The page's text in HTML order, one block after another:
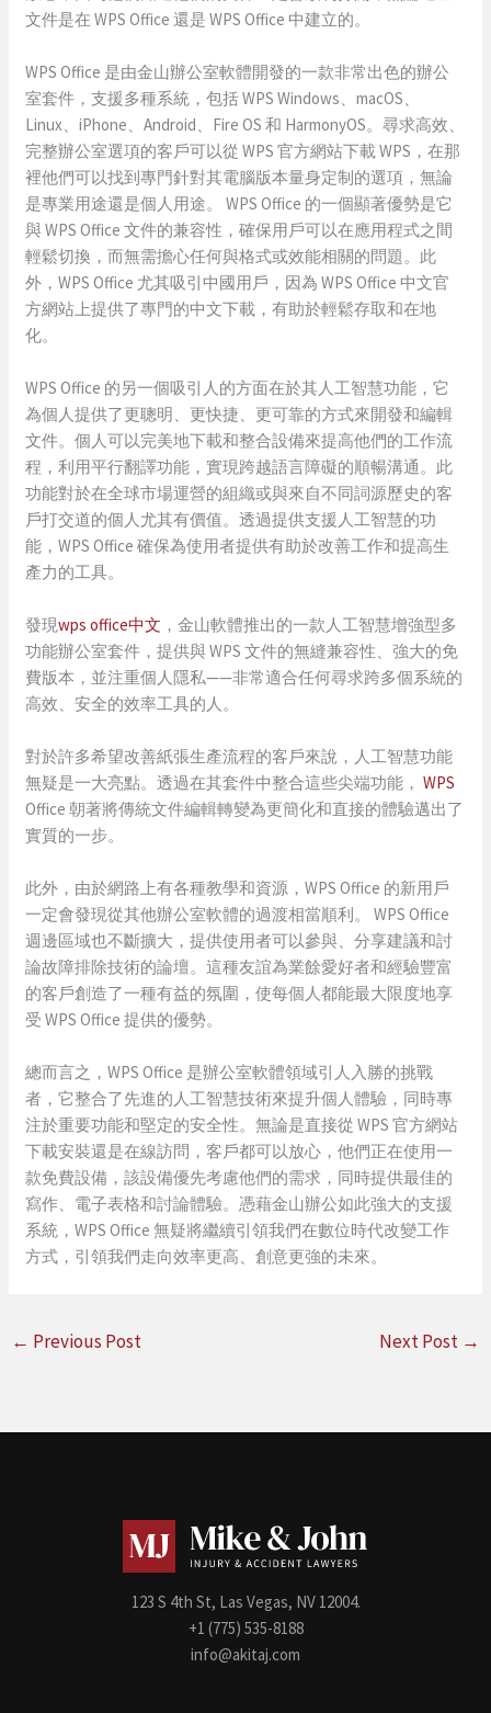
文件是在 WPS Office 還是 WPS Office 中建立的。
WPS Office 是由金山辦公室軟體開發的一款非常出色的辦公
室套件，支援多種系統，包括 WPS Windows、macOS、
Linux、iPhone、Android、Fire OS 和 HarmonyOS。尋求高效、
完整辦公室選項的客戶可以從 WPS 官方網站下載 WPS，在那
裡他們可以找到專門針對其電腦版本量身定制的選項，無論
是專業用途還是個人用途。 WPS Office 的一個顯著優勢是它
與 WPS Office 文件的兼容性，確保用戶可以在應用程式之間
輕鬆切換，而無需擔心任何與格式或效能相關的問題。此
外，WPS Office 尤其吸引中國用戶，因為 WPS Office 中文官
方網站上提供了專門的中文下載，有助於輕鬆存取和在地
化。
WPS Office 的另一個吸引人的方面在於其人工智慧功能，它
為個人提供了更聰明、更快捷、更可靠的方式來開發和編輯
文件。個人可以完美地下載和整合設備來提高他們的工作流
程，利用平行翻譯功能，實現跨越語言障礙的順暢溝通。此
功能對於在全球市場運營的組織或與來自不同詞源歷史的客
戶打交道的個人尤其有價值。透過提供支援人工智慧的功
能，WPS Office 確保為使用者提供有助於改善工作和提高生
產力的工具。
發現wps office中文 ，金山軟體推出的一款人工智慧增強型多
功能辦公室套件，提供與 WPS 文件的無縫兼容性、強大的免
費版本，並注重個人隱私——非常適合任何尋求跨多個系統的
高效、安全的效率工具的人。
對於許多希望改善紙張生產流程的客戶來說，人工智慧功能
無疑是一大亮點。透過在其套件中整合這些尖端功能，WPS
Office 朝著將傳統文件編輯轉變為更簡化和直接的體驗邁出了
實質的一步。
此外，由於網路上有各種教學和資源，WPS Office 的新用戶
一定會發現從其他辦公室軟體的過渡相當順利。 WPS Office
週邊區域也不斷擴大，提供使用者可以參與、分享建議和討
論故障排除技術的論壇。這種友誼為業餘愛好者和經驗豐富
的客戶創造了一種有益的氛圍，使每個人都能最大限度地享
受 WPS Office 提供的優勢。
總而言之，WPS Office 是辦公室軟體領域引人入勝的挑戰
者，它整合了先進的人工智慧技術來提升個人體驗，同時專
注於重要功能和堅定的安全性。無論是直接從 WPS 官方網站
下載安裝還是在線訪問，客戶都可以放心，他們正在使用一
款免費設備，該設備優先考慮他們的需求，同時提供最佳的
寫作、電子表格和討論體驗。憑藉金山辦公如此強大的支援
系統，WPS Office 無疑將繼續引領我們在數位時代改變工作
方式，引領我們走向效率更高、創意更強的未來。
← Previous Post Next Post →
123 S 4th St, Las Vegas, NV 12004.
+1 (775) 535-8188
info@akitaj.com